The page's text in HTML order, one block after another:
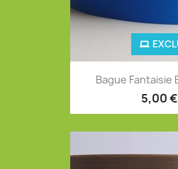
Bague Fantaisie
5,00 €